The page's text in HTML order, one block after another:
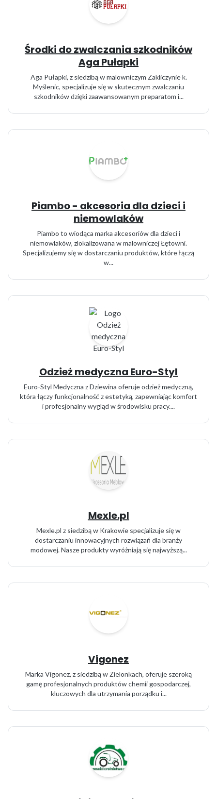
Środki do zwalczania szkodników
Aga Pułapki
Aga Pułapki, z siedzibą w malowniczym Zakliczynie k.
Myślenic, specjalizuje się w skutecznym zwalczaniu
szkodników dzięki zaawansowanym preparatom i...
Piambo - akcesoria dla dzieci i
niemowlaków
Piambo to wiodąca marka akcesoriów dla dzieci i
niemowlaków, zlokalizowana w malowniczej Łętowni.
Specjalizujemy się w dostarczaniu produktów, które łączą
w...
Odzież medyczna Euro-Styl
Euro-Styl Medyczna z Dziewina oferuje odzież medyczną,
która łączy funkcjonalność z estetyką, zapewniając komfort
i profesjonalny wygląd w środowisku pracy....
Mexle.pl
Mexle.pl z siedzibą w Krakowie specjalizuje się w
dostarczaniu innowacyjnych rozwiązań dla branży
modowej. Nasze produkty wyróżniają się najwyższą...
Vigonez
Marka Vigonez, z siedzibą w Zielonkach, oferuje szeroką
gamę profesjonalnych produktów chemii gospodarczej,
kluczowych dla utrzymania porządku i...